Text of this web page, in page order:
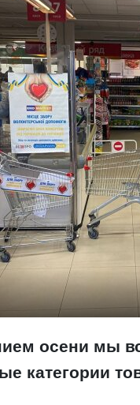
осени мы
категории